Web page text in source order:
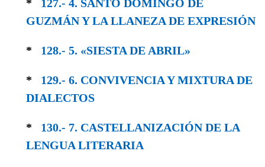
* 127.- 4. SANTO DOMINGO DE
GUZMÁN Y LA LLANEZA DE EXPRESIÓN
* 128.- 5. «SIESTA DE ABRIL»
* 129.- 6. CONVIVENCIA Y MIXTURA DE
DIA­LECTOS
* 130.- 7. CASTELLANIZACIÓN DE LA
LENGUA LITERARIA